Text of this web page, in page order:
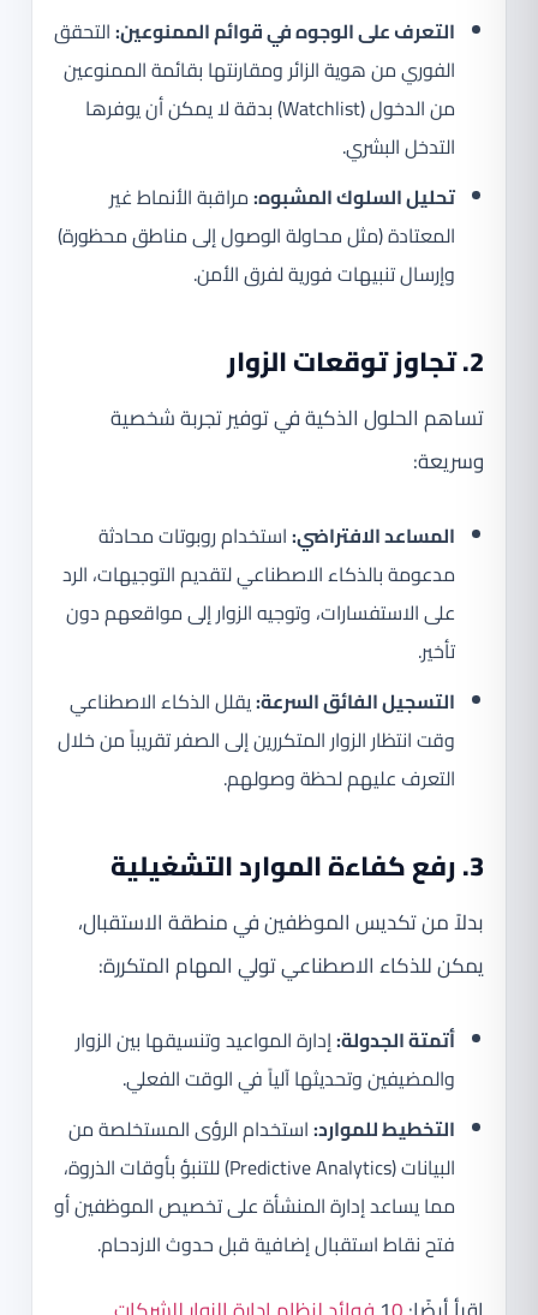
التعرف على الوجوه في قوائم الممنوعين:التحقق
الفوري من هوية الزائر ومقارنتها بقائمة الممنوعين
من الدخول (Watchlist) بدقة لا يمكن أن يوفرها
التدخل البشري.
تحليل السلوك المشبوه:مراقبة الأنماط غير
المعتادة (مثل محاولة الوصول إلى مناطق محظورة)
وإرسال تنبيهات فورية لفرق الأمن.
2. تجاوز توقعات الزوار
تساهم الحلول الذكية في توفير تجربة شخصية
وسريعة:
المساعد الافتراضي:استخدام روبوتات محادثة
مدعومة بالذكاء الاصطناعي لتقديم التوجيهات، الرد
على الاستفسارات، وتوجيه الزوار إلى مواقعهم دون
تأخير.
التسجيل الفائق السرعة:يقلل الذكاء الاصطناعي
وقت انتظار الزوار المتكررين إلى الصفر تقريباً من خلال
التعرف عليهم لحظة وصولهم.
3. رفع كفاءة الموارد التشغيلية
بدلاً من تكديس الموظفين في منطقة الاستقبال،
يمكن للذكاء الاصطناعي تولي المهام المتكررة:
أتمتة الجدولة:إدارة المواعيد وتنسيقها بين الزوار
والمضيفين وتحديثها آلياً في الوقت الفعلي.
التخطيط للموارد:استخدام الرؤى المستخلصة من
البيانات (Predictive Analytics) للتنبؤ بأوقات الذروة،
مما يساعد إدارة المنشأة على تخصيص الموظفين أو
فتح نقاط استقبال إضافية قبل حدوث الازدحام.